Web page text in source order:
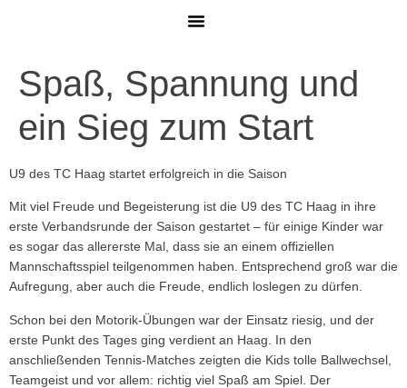
Spaß, Spannung und
ein Sieg zum Start
U9 des TC Haag startet erfolgreich in die Saison
Mit viel Freude und Begeisterung ist die U9 des TC Haag in ihre
erste Verbandsrunde der Saison gestartet – für einige Kinder war
es sogar das allererste Mal, dass sie an einem offiziellen
Mannschaftsspiel teilgenommen haben. Entsprechend groß war die
Aufregung, aber auch die Freude, endlich loslegen zu dürfen.
Schon bei den Motorik-Übungen war der Einsatz riesig, und der
erste Punkt des Tages ging verdient an Haag. In den
anschließenden Tennis-Matches zeigten die Kids tolle Ballwechsel,
Teamgeist und vor allem: richtig viel Spaß am Spiel. Der